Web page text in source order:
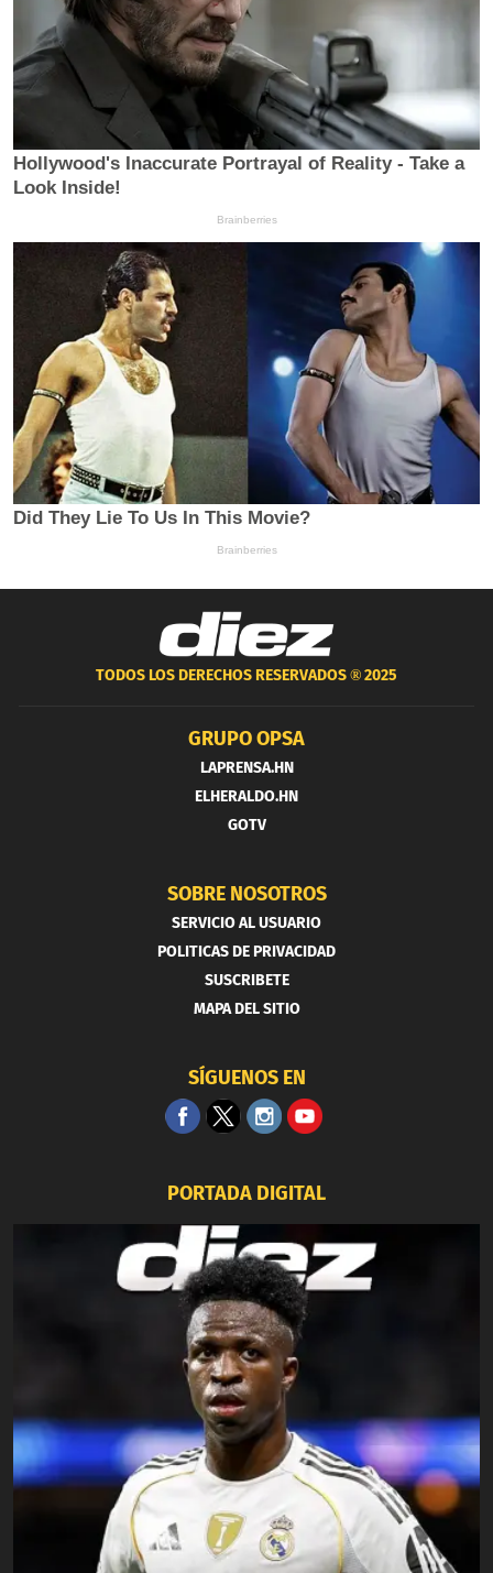
TODOS LOS DERECHOS RESERVADOS ®2025
GRUPO OPSA
LAPRENSA.HN
ELHERALDO.HN
GOTV
SOBRE NOSOTROS
SERVICIO AL USUARIO
POLITICAS DE PRIVACIDAD
SUSCRIBETE
MAPA DEL SITIO
SÍGUENOS EN
PORTADA DIGITAL